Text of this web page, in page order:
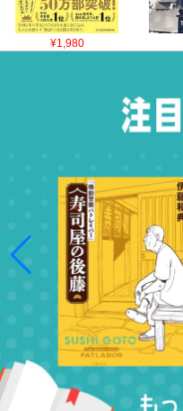
¥1,980